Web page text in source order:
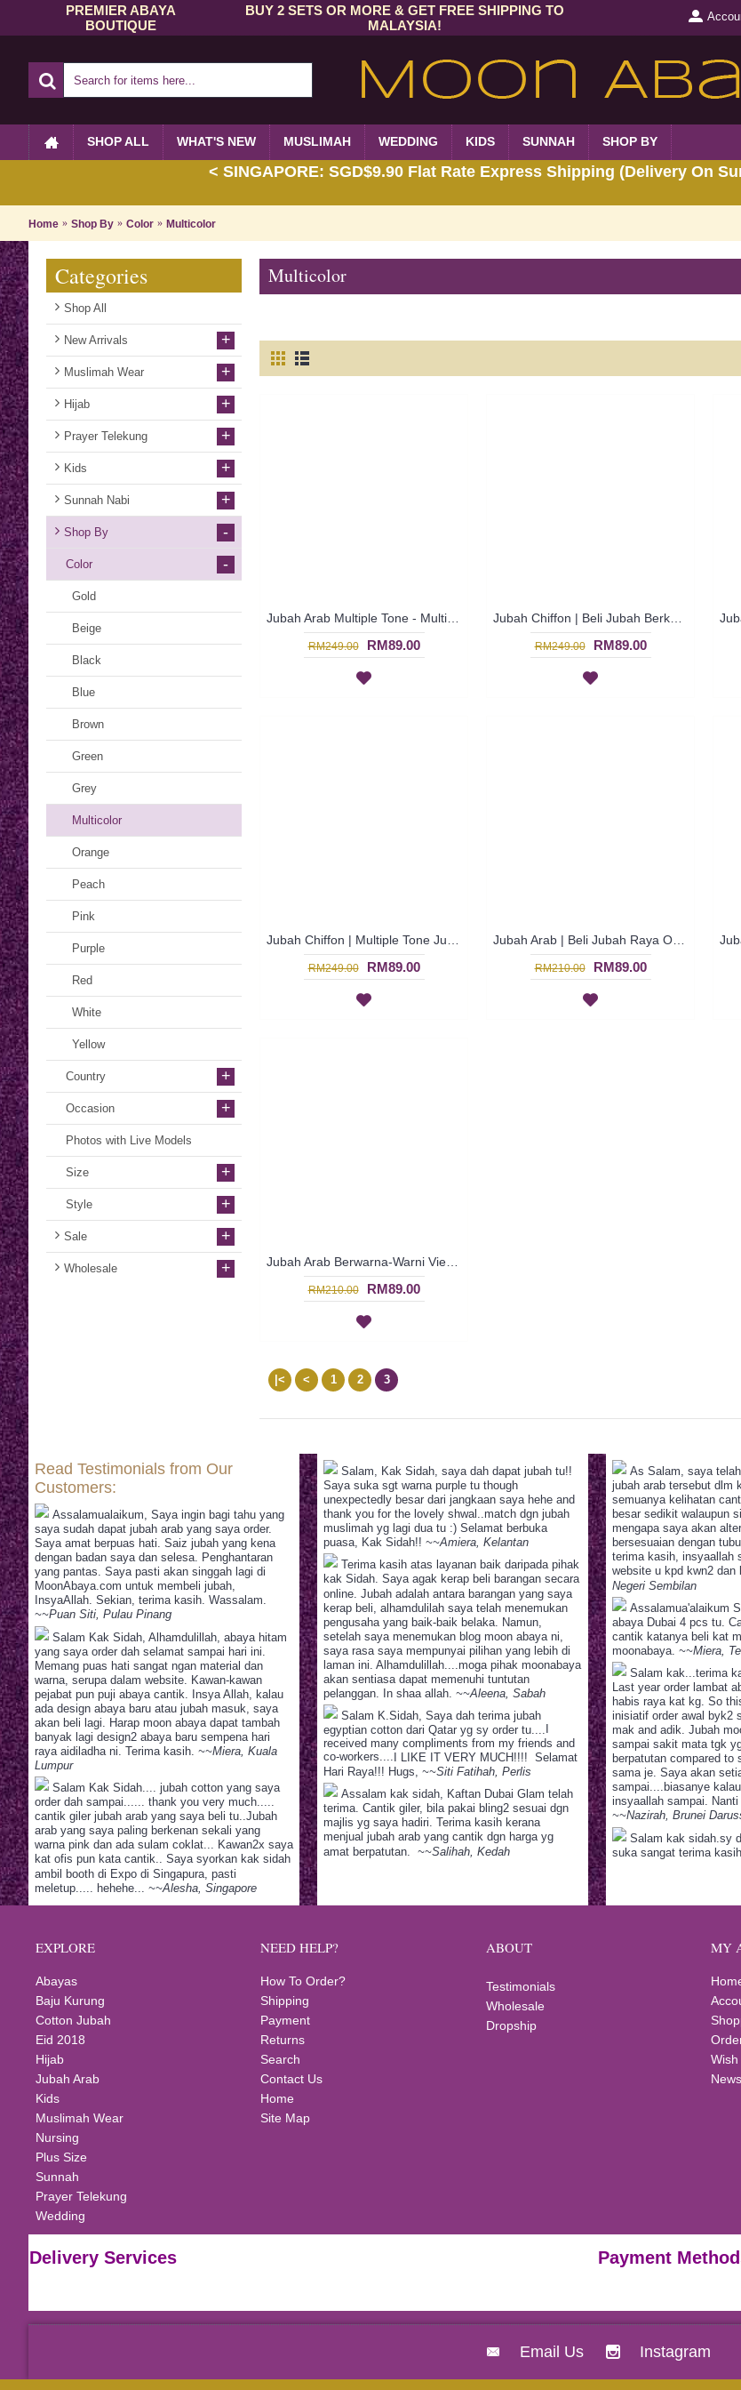
PREMIER ABAYA
BOUTIQUE
BUY 2 SETS OR MORE & GET FREE SHIPPING TO
MALAYSIA!
SHOP ALL WHAT'S NEW MUSLIMAH WEDDING KIDS SUNNAH SHOP BY
< SINGAPORE: SGD$9.90 Flat Rate Express Shipping (Delivery On
Home Shop By Color Multicolor
Categories
Shop All
New Arrivals +
Muslimah Wear +
Hijab +
Prayer Telekung +
Kids +
Sunnah Nabi +
Shop By -
Color -
Gold
Beige
Black
Blue
Brown
Green
Grey
Multicolor
Orange
Peach
Pink
Purple
Red
White
Yellow
Country +
Occasion +
Photos with Live Models
Size +
Style +
Sale +
Wholesale +
Multicolor
RM249.00 RM89.00 RM249.00 RM89.00
RM249.00 RM89.00 RM210.00 RM89.00
RM210.00 RM89.00
|< < 1 2 3
Read Testimonials from Our
Customers:
Assalamualaikum, Saya ingin bagi tahu yang
saya sudah dapat jubah arab yang saya order.
Saya amat berpuas hati. Saiz jubah yang kena
dengan badan saya dan selesa. Penghantaran
yang pantas. Saya pasti akan singgah lagi di
MoonAbaya.com untuk membeli jubah,
InsyaAllah. Sekian, terima kasih. Wassalam.
~~Puan Siti, Pulau Pinang
Salam Kak Sidah, Alhamdulillah, abaya hitam
yang saya order dah selamat sampai hari ini.
Memang puas hati sangat ngan material dan
warna, serupa dalam website. Kawan-kawan
pejabat pun puji abaya cantik. Insya Allah, kalau
ada design abaya baru atau jubah masuk, saya
akan beli lagi. Harap moon abaya dapat tambah
banyak lagi design2 abaya baru sempena hari
raya aidiladha ni. Terima kasih. ~~Miera, Kuala
Lumpur
Salam Kak Sidah.... jubah cotton yang saya
order dah sampai...... thank you very much.....
cantik giler jubah arab yang saya beli tu..Jubah
arab yang saya paling berkenan sekali yang
warna pink dan ada sulam coklat... Kawan2x saya
kat ofis pun kata cantik.. Saya syorkan kak sidah
ambil booth di Expo di Singapura, pasti
meletup..... hehehe... ~~Alesha, Singapore
Salam, Kak Sidah, saya dah dapat jubah tu!!
Saya suka sgt warna purple tu though
unexpectedly besar dari jangkaan saya hehe and
thank you for the lovely shwal..match dgn jubah
muslimah yg lagi dua tu :) Selamat berbuka
puasa, Kak Sidah!! ~~Amiera, Kelantan
Terima kasih atas layanan baik daripada pihak
kak Sidah. Saya agak kerap beli barangan secara
online. Jubah adalah antara barangan yang saya
kerap beli, alhamdulilah saya telah menemukan
pengusaha yang baik-baik belaka. Namun,
setelah saya menemukan blog moon abaya ni,
saya rasa saya mempunyai pilihan yang lebih di
laman ini. Alhamdulillah....moga pihak moonabaya
akan sentiasa dapat memenuhi tuntutan
pelanggan. In shaa allah. ~~Aleena, Sabah
Salam K.Sidah, Saya dah terima jubah
egyptian cotton dari Qatar yg sy order tu....
received many compliments from my friends and
co-workers.... I LIKE IT VERY MUCH!!!! Selamat
Hari Raya!!! Hugs, ~~Siti Fatihah, Perlis
Assalam kak sidah, Kaftan Dubai Glam telah
terima. Cantik giler, bila pakai bling2 sesuai dgn
majlis yg saya hadiri. Terima kasih kerana
menjual jubah arab yang cantik dgn harga yg
amat berpatutan. ~~Salihah, Kedah
As Salam, saya
jubah arab tersebut dlm
semuanya kelihatan
besar sedikit walaupun
mengapa saya akan
bersesuaian dengan
terima kasih, insyaallah
website u kpd kwn2 dan
Negeri Sembilan
Assalamua'alaikum
abaya Dubai 4 pcs tu.
cantik katanya beli kat
moonabaya. ~~Miera,
Salam kak...terima
Last year order lambat
habis raya kat kg. So
inisiatif order awal byk2
mak and adik. Jubah
sampai sakit mata tgk
berpatutan compared to
sama je. Saya akan
sampai....biasanye
insyaallah sampai.
~~Nazirah, Brunei
Salam kak sidah.sy
suka sangat terima kasih
EXPLORE
Abayas
Baju Kurung
Cotton Jubah
Eid 2018
Hijab
Jubah Arab
Kids
Muslimah Wear
Nursing
Plus Size
Sunnah
Prayer Telekung
Wedding
NEED HELP?
How To Order?
Shipping
Payment
Returns
Search
Contact Us
Home
Site Map
ABOUT
Testimonials
Wholesale
Dropship
MY
Delivery Services Payment
Email Us Instagram